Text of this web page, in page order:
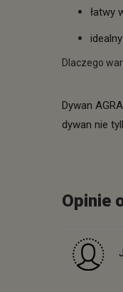
łatwy
Dlaczego
Dywan
dywan nie
Opinie